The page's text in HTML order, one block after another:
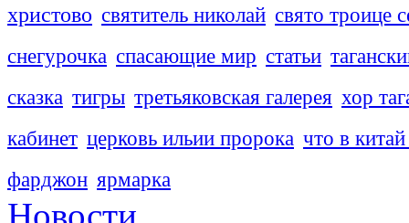
христово святитель николай свято троице
снегурочка спасающие мир статьи
сказка тигры третьяковская галерея хор
кабинет церковь ильии пророка что в
фарджон ярмарка
Новости